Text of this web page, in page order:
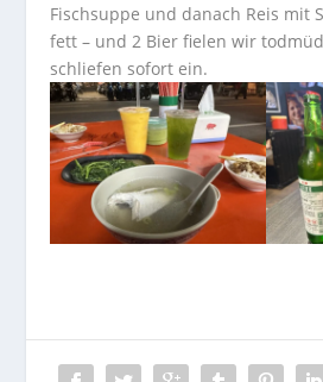
Fischsuppe und danach Reis mit
fett – und 2 Bier fielen wir
schliefen sofort ein.